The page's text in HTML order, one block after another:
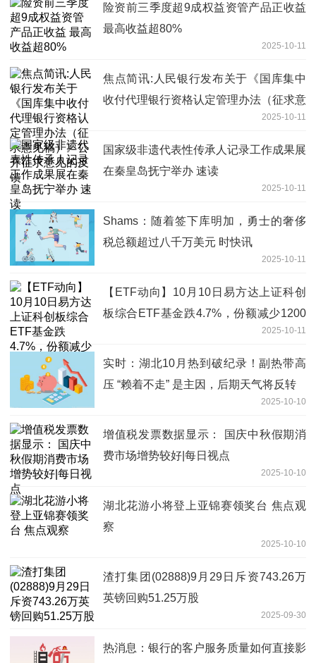
险资前三季度超9成权益资管产品正收益
最高收益超80%
2025-10-11
焦点简讯:人民银行发布关于《国库集中
收付代理银行资格认定管理办法（征求意
2025-10-11
国家级非遗代表性传承人记录工作成果展
在秦皇岛抚宁举办 速读
2025-10-11
Shams：随着签下库明加，勇士的奢侈
税总额超过八千万美元 时快讯
2025-10-11
【ETF动向】10月10日易方达上证科创
板综合ETF基金跌4.7%，份额减少1200
2025-10-11
实时：湖北10月热到破纪录！副热带高
压 “赖着不走” 是主因，后期天气将反转
2025-10-10
增值税发票数据显示： 国庆中秋假期消
费市场增势较好|每日视点
2025-10-10
湖北花游小将登上亚锦赛领奖台 焦点观
察
2025-10-10
渣打集团(02888)9月29日斥资743.26万
英镑回购51.25万股
2025-09-30
热消息：银行的客户服务质量如何直接影